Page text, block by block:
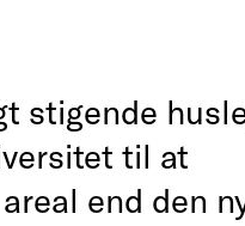
stigende
til at
end den